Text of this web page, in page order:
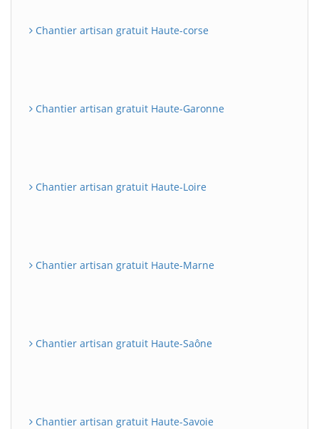
Chantier artisan gratuit Haute-corse
Chantier artisan gratuit Haute-Garonne
Chantier artisan gratuit Haute-Loire
Chantier artisan gratuit Haute-Marne
Chantier artisan gratuit Haute-Saône
Chantier artisan gratuit Haute-Savoie